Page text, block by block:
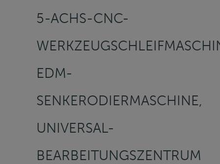
-ACHS-CNC-W
DM-S
ENKERODIERMASCHINE, U
NIVERSAL-B
EARBEITUNGSZENTRUM U